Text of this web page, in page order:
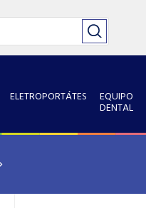
ELETROPORTÁTES EQUIPO
DENTAL